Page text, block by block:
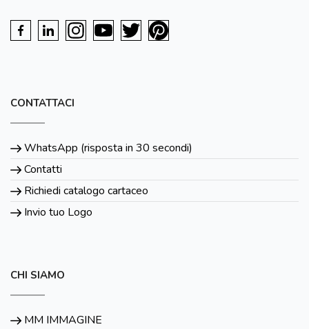
CONTATTACI
WhatsApp (risposta in 30 secondi)
Contatti
Richiedi catalogo cartaceo
Invio tuo Logo
CHI SIAMO
MM IMMAGINE